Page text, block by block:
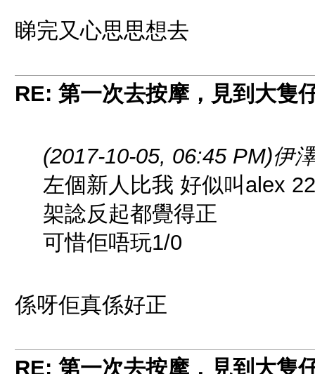
睇完又心思思想去
RE: 第一次去按摩，見到大隻
(2017-10-05, 06:45 PM)伊
左個新人比我 好似叫alex
架諗反起都覺得正
可惜佢唔玩1/0
係呀佢真係好正
RE: 第一次去按摩，見到大隻